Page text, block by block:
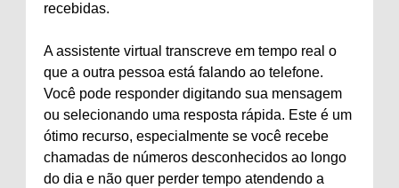
recebidas.
A assistente virtual transcreve em tempo real o
que a outra pessoa está falando ao telefone.
Você pode responder digitando sua mensagem
ou selecionando uma resposta rápida. Este é um
ótimo recurso, especialmente se você recebe
chamadas de números desconhecidos ao longo
do dia e não quer perder tempo atendendo a